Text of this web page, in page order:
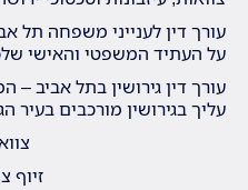
עורך דין לענייני משפחה תל
על העתיד המשפטי והאישי
עורך דין גירושין בתל אביב –
עליך בגירושין מורכבים בעיר
זיוף